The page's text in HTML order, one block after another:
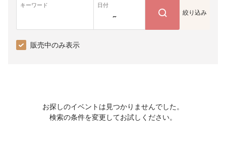
キーワード 日付
~ 絞り込み
販売中のみ表示
お探しのイベントは見つかりませんでした。
検索の条件を変更してお試しください。